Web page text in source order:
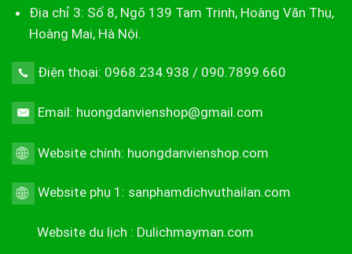
Địa chỉ 3: Số 8, Ngõ 139 Tam Trinh, Hoàng Văn Thụ,
Hoàng Mai, Hà Nội.
Điện thoại: 0968.234.938 / 090.7899.660
Email: huongdanvienshop@gmail.com
Website chính: huongdanvienshop.com
Website phụ 1: sanphamdichvuthailan.com
Website du lịch : Dulichmayman.com